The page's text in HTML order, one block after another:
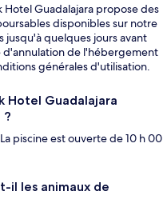
Guadalajara propose des
disponibles sur notre
quelques jours avant
d'annulation de l'hébergement
générales d'utilisation.
Hotel Guadalajara
?
piscine est ouverte de 10 h 00
il les animaux de